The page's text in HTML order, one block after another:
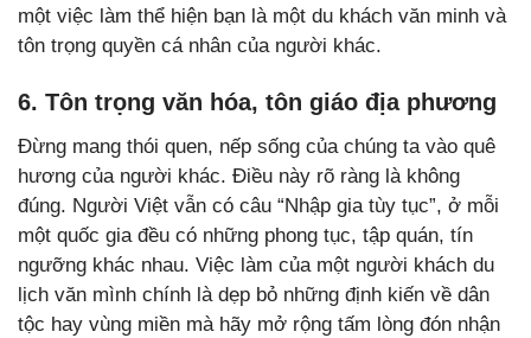
một việc làm thể hiện bạn là một du khách văn minh và
tôn trọng quyền cá nhân của người khác.
6. Tôn trọng văn hóa, tôn giáo địa phương
Đừng mang thói quen, nếp sống của chúng ta vào quê
hương của người khác. Điều này rõ ràng là không
đúng. Người Việt vẫn có câu “Nhập gia tùy tục”, ở mỗi
một quốc gia đều có những phong tục, tập quán, tín
ngưỡng khác nhau. Việc làm của một người khách du
lịch văn mình chính là dẹp bỏ những định kiến về dân
tộc hay vùng miền mà hãy mở rộng tấm lòng đón nhận